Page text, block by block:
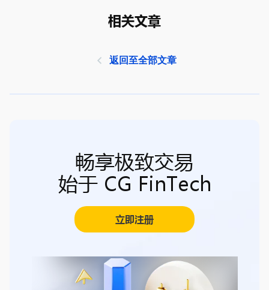
相关文章
返回至全部文章
畅享极致交易
始于 CG FinTech
立即注册